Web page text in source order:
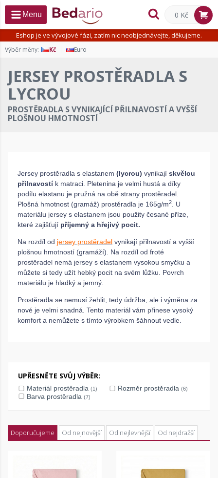
Eshop je ve vývojové fázi, zatím nic neobjednávejte, děkujeme.
Výběr měny: Kč Euro
Menu 0 Kč
JERSEY PROSTĚRADLA S
LYCROU
PROSTĚRADLA S VYNIKAJÍCÍ PŘILNAVOSTÍ A VYŠŠÍ
PLOŠNOU HMOTNOSTÍ
Jersey prostěradla s elastanem (lycrou) vynikají skvělou
přilnavostík matraci. Pletenina je velmi hustá a díky
podílu elastanu je pružná na obě strany prostěradel.
Plošná hmotnost (gramáž) prostěradla je 165g/m2
. U
materiálu jersey s elastanem jsou použity česané příze,
které zajišťují příjemný a hřejivý pocit.
Na rozdíl od jersey prostěradel vynikají přilnavostí a vyšší
plošnou hmotností (gramáží). Na rozdíl od froté
prostěradel nemá jersey s elastanem vysokou smyčku a
můžete si tedy užít hebký pocit na svém lůžku. Povrch
materiálu je hladký a jemný.
Prostěradla se nemusí žehlit, tedy údržba, ale i výměna za
nové je velmi snadná. Tento materiál vám přinese vysoký
komfort a nemůžete s tímto výrobkem šáhnout vedle.
UPŘESNĚTE SVŮJ VÝBĚR:
Materiál prostěradla (1) Rozměr prostěradla (6)
Barva prostěradla (7)
Doporučujeme Od nejnovější Od nejlevnější Od nejdražší